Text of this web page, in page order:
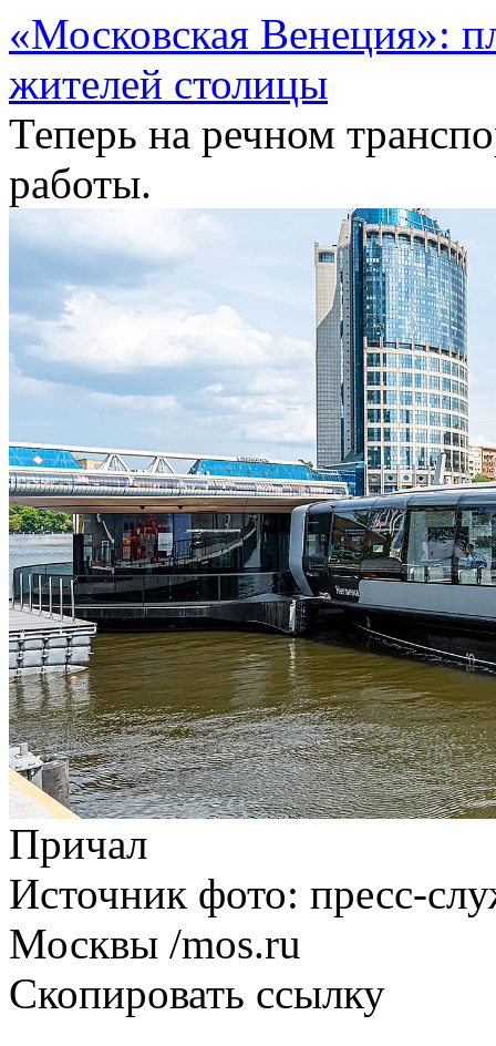
«Московская Венеция»:
жителей столицы
Теперь на речном
работы.
Причал
Источник фото: пресс-
Москвы /mos.ru
Скопировать ссылку